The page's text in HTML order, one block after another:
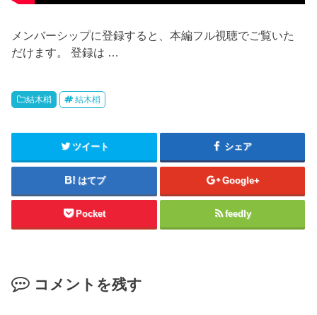
メンバーシップに登録すると、本編フル視聴でご覧いた
だけます。 登録は …
結木梢 結木梢
ツイート シェア
はてブ Google+
Pocket feedly
コメントを残す